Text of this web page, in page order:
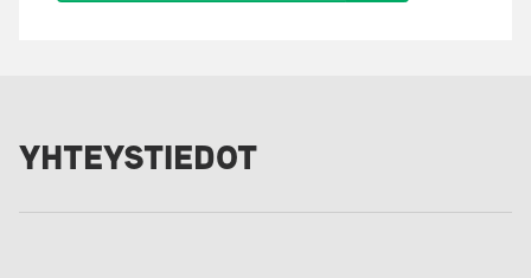
YHTEYSTIEDOT